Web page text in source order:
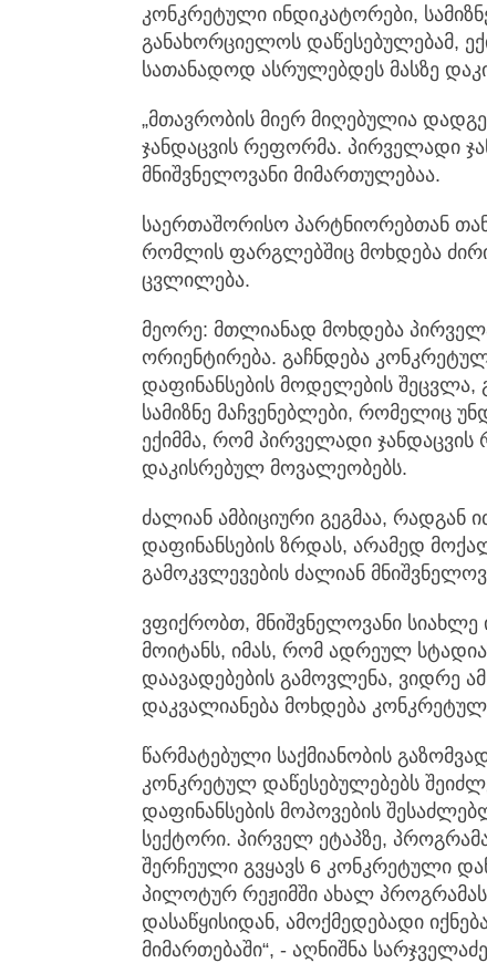
კონკრეტული ინდიკატორები,
განახორციელოს დაწესებულებამ,
სათანადოდ ასრულებდეს მასზე
„მთავრობის მიერ მიღებულია
ჯანდაცვის რეფორმა. პირველადი
მნიშვნელოვანი მიმართულებაა.
საერთაშორისო პარტნიორებთან
რომლის ფარგლებშიც მოხდება
ცვლილება.
მეორე: მთლიანად მოხდება
ორიენტირება. გაჩნდება
დაფინანსების მოდელების
სამიზნე მაჩვენებლები, რომელიც
ექიმმა, რომ პირველადი
დაკისრებულ მოვალეობებს.
ძალიან ამბიციური გეგმაა,
დაფინანსების ზრდას, არამედ
გამოკვლევების ძალიან
ვფიქრობთ, მნიშვნელოვანი სიახლე
მოიტანს, იმას, რომ ადრეულ
დაავადებების გამოვლენა,
დაკვალიანება მოხდება
წარმატებული საქმიანობის
კონკრეტულ დაწესებულებებს
დაფინანსების მოპოვების
სექტორი. პირველ ეტაპზე,
შერჩეული გვყავს 6 კონკრეტული
პილოტურ რეჟიმში ახალ
დასაწყისიდან, ამოქმედებადი
მიმართებაში“, - აღნიშნა